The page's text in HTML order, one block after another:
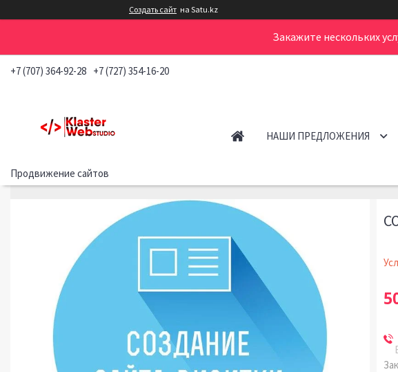
Создать сайт на Satu.kz
Закажите нескольких
+7 (707) 364-92-28 +7 (727) 354-16-20
Продвижение сайтов
НАШИ ПРЕДЛОЖЕНИЯ